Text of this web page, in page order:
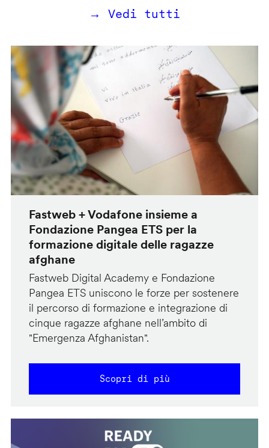
→ Vedi tutti
Fastweb + Vodafone insieme a
Fondazione Pangea ETS per la
formazione digitale delle ragazze
afghane
Fastweb Digital Academy e Fondazione
Pangea ETS uniscono le forze per sostenere
il percorso di formazione e integrazione di
cinque ragazze afghane nell’ambito di
"Emergenza Afghanistan".
Scopri di più